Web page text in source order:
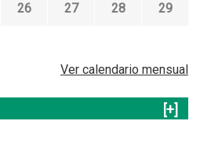
26 27 28 29
Ver calendario mensual
[+]